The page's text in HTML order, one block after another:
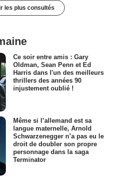
les plus consultés
Ce soir entre amis : Gary
Oldman, Sean Penn et Ed
Harris dans l'un des meilleurs
thrillers des années 90
injustement oublié !
Même si l’allemand est sa
langue maternelle, Arnold
Schwarzenegger n’a pas eu le
droit de doubler son propre
personnage dans la saga
Terminator